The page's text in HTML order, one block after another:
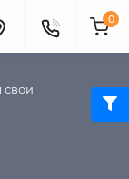
свои
0